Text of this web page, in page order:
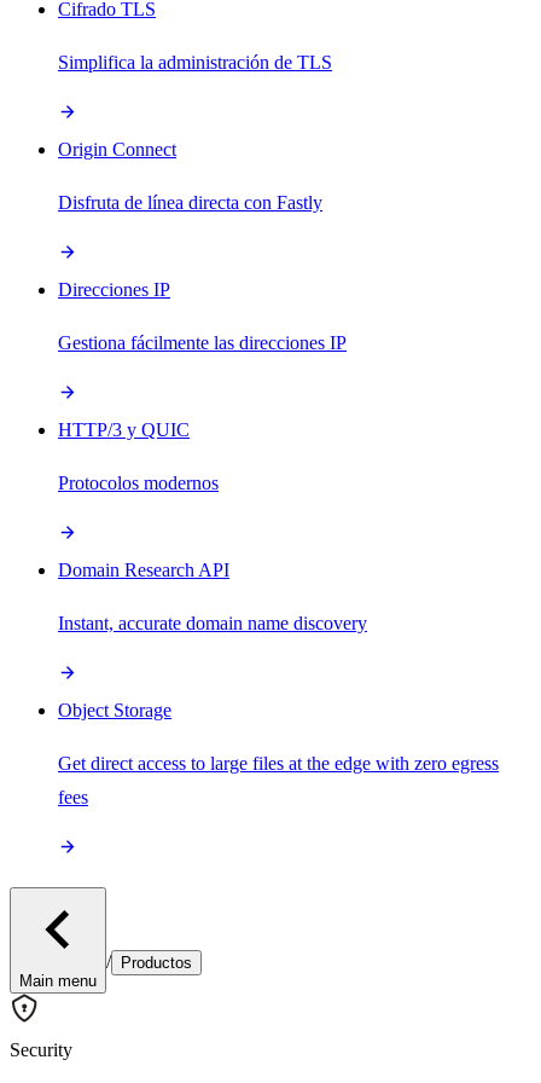
Cifrado TLS
Simplifica la administración de TLS
Origin Connect
Disfruta de línea directa con Fastly
Direcciones IP
Gestiona fácilmente las direcciones IP
HTTP/3 y QUIC
Protocolos modernos
Domain Research API
Instant, accurate domain name discovery
Object Storage
Get direct access to large files at the edge with zero egress
fees
Main menu
/ Productos
Security